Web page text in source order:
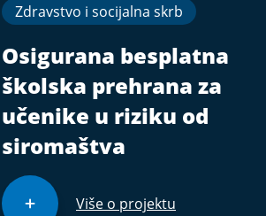
Zdravstvo i socijalna skrb
Osigurana besplatna
školska prehrana za
učenike u riziku od
siromaštva
Više o projektu